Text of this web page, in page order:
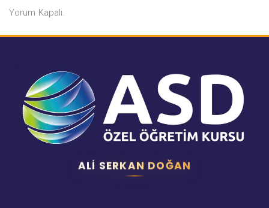
Yorum Kapalı.
ALI SERKAN DOĞAN